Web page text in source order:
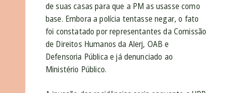
de suas casas para que a PM as usasse como
base. Embora a polícia tentasse negar, o fato
foi constatado por representantes da Comissão
de Direitos Humanos da Alerj, OAB e
Defensoria Pública e já denunciado ao
Ministério Público.